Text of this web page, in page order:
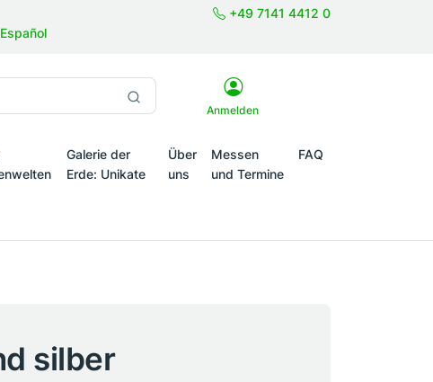
+49 7141 4412 0
Español
Anmelden
Galerie der
Erde: Unikate
Über
uns
Messen
und Termine
FAQ
silber